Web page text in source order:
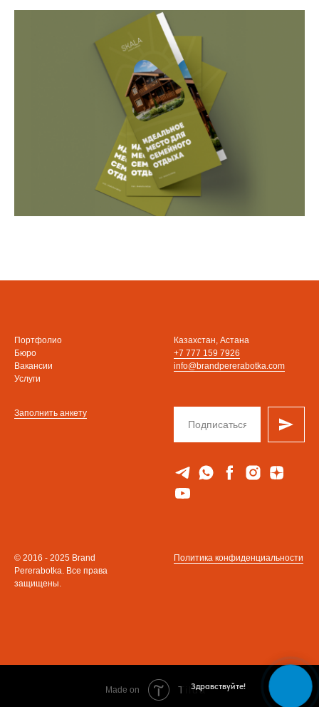
Портфолио
Бюро
Вакансии
Услуги
Казахстан, Астана
+7 777 159 7926
info@brandpererabotka.com
Заполнить анкету
© 2016 - 2025 Brand
Pererabotka. Все права
защищены.
Политика конфиденциальности
Здравствуйте!
Made on Tilda